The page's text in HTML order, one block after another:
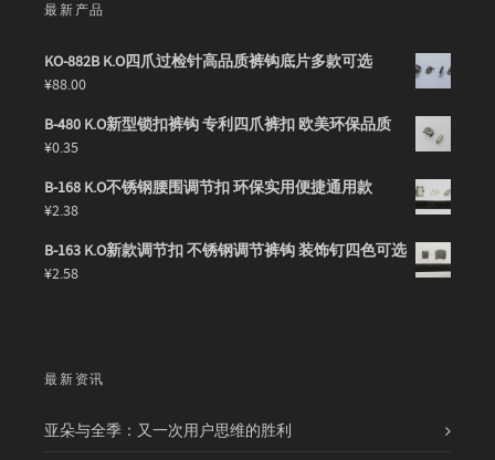
最新产品
KO-882B K.O四爪过检针高品质裤钩底片多款可选
¥88.00
B-480 K.O新型锁扣裤钩 专利四爪裤扣 欧美环保品质
¥0.35
B-168 K.O不锈钢腰围调节扣 环保实用便捷通用款
¥2.38
B-163 K.O新款调节扣 不锈钢调节裤钩 装饰钉四色可选
¥2.58
最新资讯
亚朵与全季：又一次用户思维的胜利